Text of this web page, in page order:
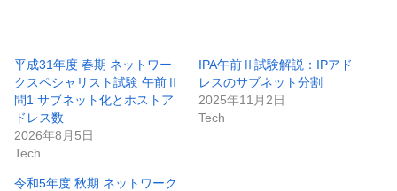
平成31年度 春期 ネットワー
クスペシャリスト試験 午前Ⅱ
問1 サブネット化とホストア
ドレス数
2026年8月5日
Tech
IPA午前Ⅱ試験解説：IPアド
レスのサブネット分割
2025年11月2日
Tech
令和5年度 秋期 ネットワーク